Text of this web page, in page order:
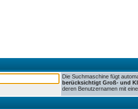
Die Suchmaschine fügt
berücksichtigt Groß- und
deren Benutzernamen mit